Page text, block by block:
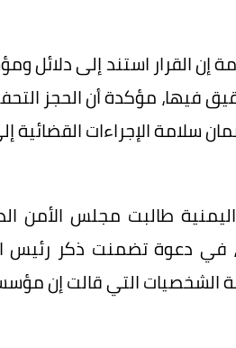
إن القرار استند إلى دلائل
فيها، مؤكدة أن الحجز
سلامة الإجراءات
طالبت مجلس الأمن
في دعوة تضمنت ذكر رئيس
الشخصيات التي قالت إن